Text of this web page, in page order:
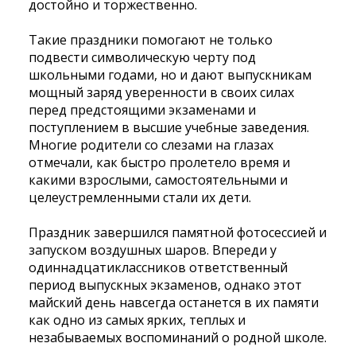
достойно и торжественно.
Такие праздники помогают не только
подвести символическую черту под
школьными годами, но и дают выпускникам
мощный заряд уверенности в своих силах
перед предстоящими экзаменами и
поступлением в высшие учебные заведения.
Многие родители со слезами на глазах
отмечали, как быстро пролетело время и
какими взрослыми, самостоятельными и
целеустремленными стали их дети.
Праздник завершился памятной фотосессией и
запуском воздушных шаров. Впереди у
одиннадцатиклассников ответственный
период выпускных экзаменов, однако этот
майский день навсегда останется в их памяти
как одно из самых ярких, теплых и
незабываемых воспоминаний о родной школе.